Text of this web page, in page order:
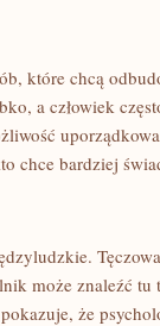
które chcą
a człowiek
chce bardziej
może znaleźć tu
że